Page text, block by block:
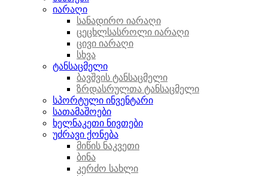
იარაღი
სანადირო იარაღი
ცეცხლსასროლი იარაღი
ცივი იარაღი
სხვა
ტანსაცმელი
ბავშვის ტანსაცმელი
ზრდასრულთა ტანსაცმელი
სპორტული ინვენტარი
სათამაშოები
ხელნაკეთი ნივთები
უძრავი ქონება
მიწის ნაკვეთი
ბინა
კერძო სახლი